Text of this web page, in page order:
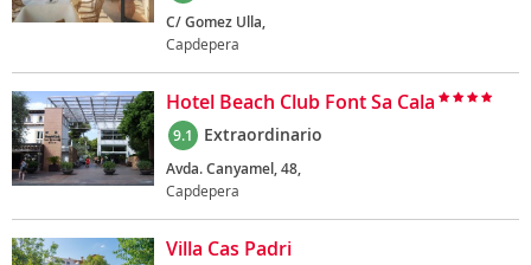
C/ Gomez Ulla,
Capdepera
Hotel Beach Club Font Sa Cala
9.1 Extraordinario
Avda. Canyamel, 48,
Capdepera
Villa Cas Padri